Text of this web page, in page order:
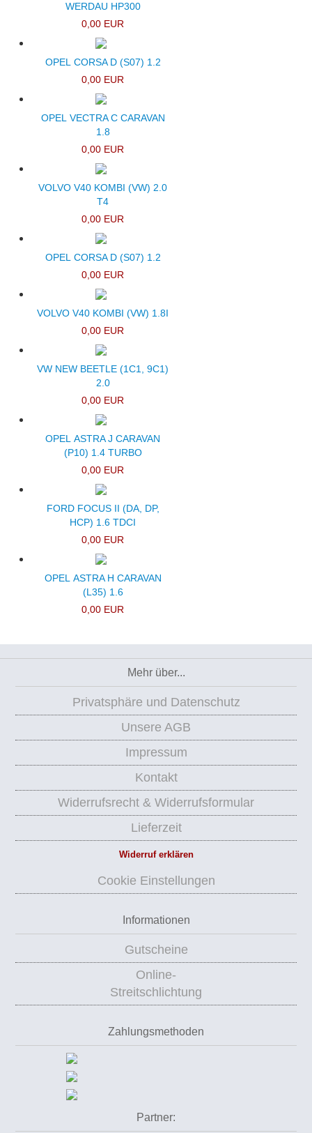
WERDAU HP300
0,00 EUR
OPEL CORSA D (S07) 1.2
0,00 EUR
OPEL VECTRA C CARAVAN
1.8
0,00 EUR
VOLVO V40 KOMBI (VW) 2.0
T4
0,00 EUR
OPEL CORSA D (S07) 1.2
0,00 EUR
VOLVO V40 KOMBI (VW) 1.8I
0,00 EUR
VW NEW BEETLE (1C1, 9C1)
2.0
0,00 EUR
OPEL ASTRA J CARAVAN
(P10) 1.4 TURBO
0,00 EUR
FORD FOCUS II (DA, DP,
HCP) 1.6 TDCI
0,00 EUR
OPEL ASTRA H CARAVAN
(L35) 1.6
0,00 EUR
Mehr über...
Privatsphäre und Datenschutz
Unsere AGB
Impressum
Kontakt
Widerrufsrecht & Widerrufsformular
Lieferzeit
Widerruf erklären
Cookie Einstellungen
Informationen
Gutscheine
Online-
Streitschlichtung
Zahlungsmethoden
Partner: